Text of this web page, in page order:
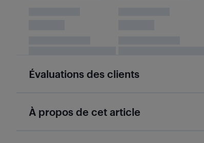
Évaluations des clients
À propos de cet article